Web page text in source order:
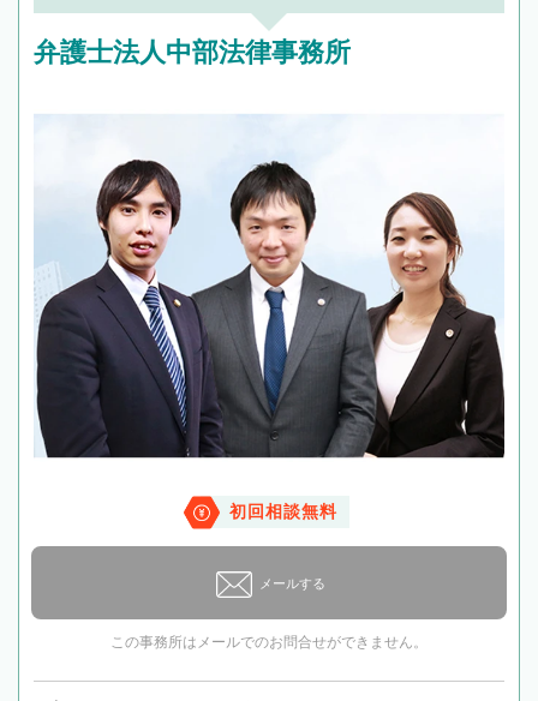
弁護士法人中部法律事務所
初回相談無料
メールする
この事務所はメールでのお問合せができません。